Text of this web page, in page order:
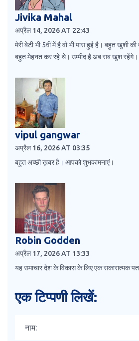
Jivika Mahal
अप्रैल 14, 2026 AT 22:43
मेरी बेटी भी 5वीं में है वो भी पास हुई है। बहुत खुशी
बहुत मेहनत कर रहे थे। उम्मीद है अब सब खुश रहेंगे।
vipul gangwar
अप्रैल 16, 2026 AT 03:35
बहुत अच्छी ख़बर है। आपको शुभकामनाएं।
Robin Godden
अप्रैल 17, 2026 AT 13:33
यह समाचार देश के विकास के लिए एक सकारात्मक
एक टिप्पणी लिखें: